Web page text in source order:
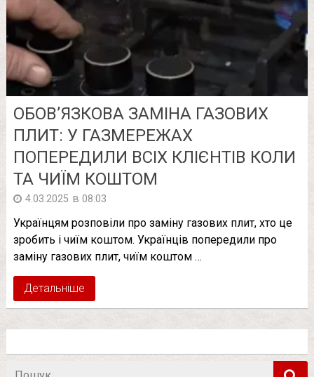
ОБОВ’ЯЗКОВА ЗАМІНА ГАЗОВИХ
ПЛИТ: У ГАЗМЕРЕЖАХ
ПОПЕРЕДИЛИ ВСІХ КЛІЄНТІВ КОЛИ
ТА ЧИЇМ КОШТОМ
4.03.2025 в 08:03
Українцям розповіли про заміну газових плит, хто це
зробить і чиїм коштом. Українців попередили про
заміну газових плит, чиїм коштом …
Детальніше
Пошук